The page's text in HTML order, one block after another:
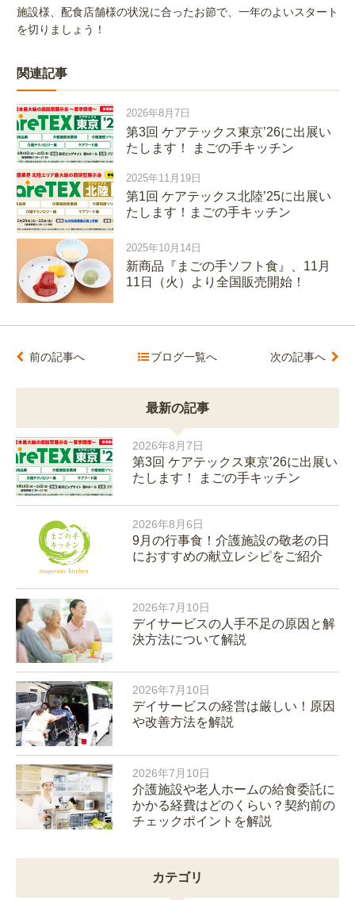
施設様、配食店舗様の状況に合ったお節で、一年のよいスタート
を切りましょう！
関連記事
2026年8月7日
第3回 ケアテックス東京’26に出展い
たします！ まごの手キッチン
2025年11月19日
第1回 ケアテックス北陸’25に出展い
たします！まごの手キッチン
2025年10月14日
新商品『まごの手ソフト食』、11月
11日（火）より全国販売開始！
前の記事へ ブログ一覧へ 次の記事へ
最新の記事
2026年8月7日
第3回 ケアテックス東京’26に出展い
たします！ まごの手キッチン
2026年8月6日
9月の行事食！介護施設の敬老の日
におすすめの献立レシピをご紹介
2026年7月10日
デイサービスの人手不足の原因と解
決方法について解説
2026年7月10日
デイサービスの経営は厳しい！原因
や改善方法を解説
2026年7月10日
介護施設や老人ホームの給食委託に
かかる経費はどのくらい？契約前の
チェックポイントを解説
カテゴリ